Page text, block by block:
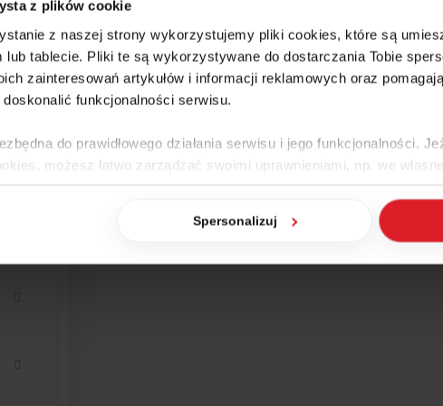
z plików cookie
z naszej strony wykorzystujemy pliki cookies, które są
lub tablecie. Pliki te są wykorzystywane do dostarczania Tobie
zainteresowań artykułów i informacji reklamowych oraz
funkcjonalności serwisu.
do prawidłowego działania serwisu i jego funkcjonalności.
możesz łatwo zarządzać swoimi uprawnieniami, np. we
cookies. Szczegółowe informacje na ten temat znajdziesz
Spersonalizuj